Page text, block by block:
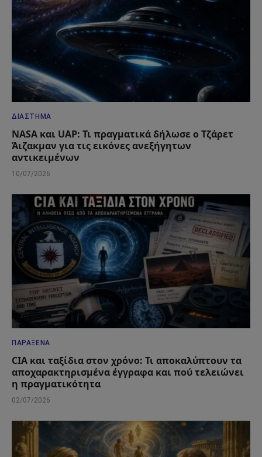
ΔΙΆΣΤΗΜΑ
NASA και UAP: Τι πραγματικά δήλωσε ο Τζάρετ
Άιζακμαν για τις εικόνες ανεξήγητων
αντικειμένων
10/07/2026
ΠΑΡΆΞΕΝΑ
CIA και ταξίδια στον χρόνο: Τι αποκαλύπτουν τα
αποχαρακτηρισμένα έγγραφα και πού τελειώνει
η πραγματικότητα
02/07/2026